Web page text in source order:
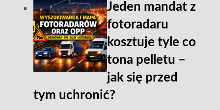
Jeden mandat z
fotoradaru
kosztuje tyle co
tona pelletu –
jak się przed
tym uchronić?